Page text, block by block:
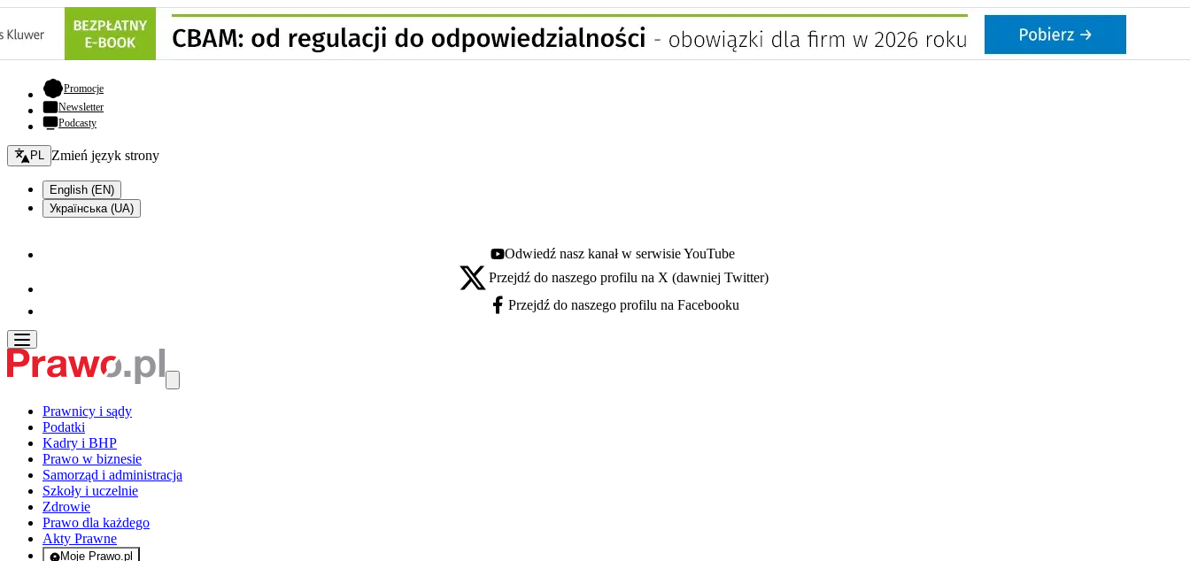
Promocje- otwiera się w nowej karcie
Newsletter
Podcasty
Zmień język - bieżący:
PL Zmień język strony
English (EN)
Українська (UA)
Youtube - otwiera się w nowej karcie
Odwiedź nasz kanał w serwisie YouTube
X - otwiera się w nowej karcie
Przejdź do naszego profilu na X (dawniej Twitter)
Facebook - otwiera się w nowej karcie
Przejdź do naszego profilu na Facebooku
Prawnicy i sądy
Podatki
Kadry i BHP
Prawo w biznesie
Samorząd i administracja
Szkoły i uczelnie
Zdrowie
Prawo dla każdego
Akty Prawne
Moje Prawo.pl